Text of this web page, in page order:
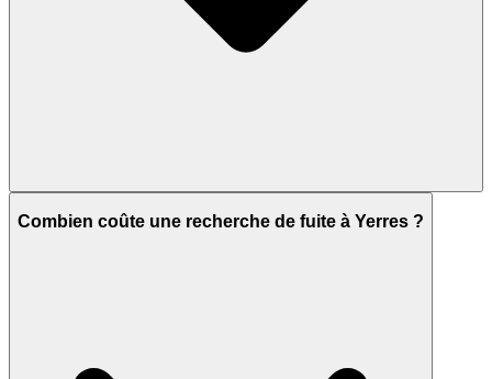
Combien coûte une recherche de fuite à Yerres ?